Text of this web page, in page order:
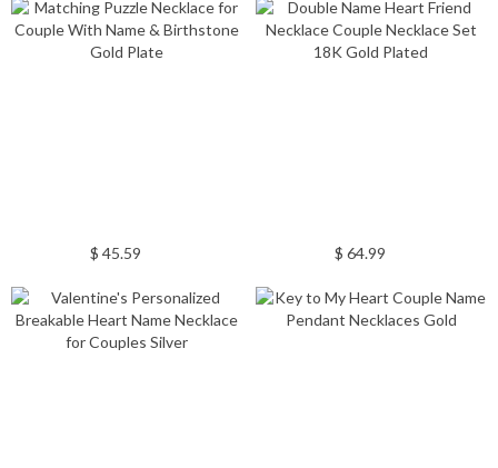
$ 45.59 $ 64.99